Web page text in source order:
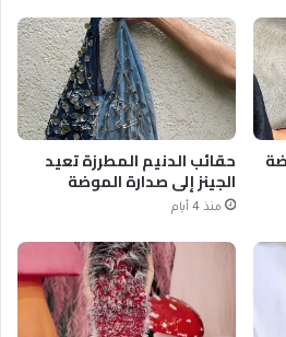
حقائب الدنيم المطرزة تعيد
الجينز إلى صدارة الموضة
منذ 4 أيام